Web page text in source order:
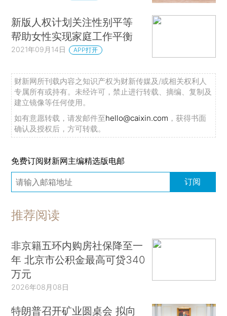
新版人权计划关注性别平等
帮助女性实现家庭工作平衡
2021年09月14日 APP打开
财新网所刊载内容之知识产权为财新传媒及/或相关权利人
专属所有或持有。未经许可，禁止进行转载、摘编、复制及
建立镜像等任何使用。
如有意愿转载，请发邮件至hello@caixin.com ，获得书面
确认及授权后，方可转载。
免费订阅财新网主编精选版电邮
订阅
推荐阅读
非京籍五环内购房社保降至一
年 北京市公积金最高可贷340
万元
2026年08月08日
特朗普召开矿业圆桌会 拟向